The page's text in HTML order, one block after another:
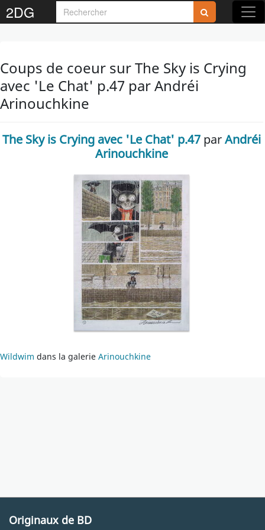
2DG
Coups de coeur sur The Sky is Crying
avec 'Le Chat' p.47 par Andréi
Arinouchkine
The Sky is Crying avec 'Le Chat' p.47 parAndréi
Arinouchkine
Wildwim dans la galerie Arinouchkine
Originaux de BD